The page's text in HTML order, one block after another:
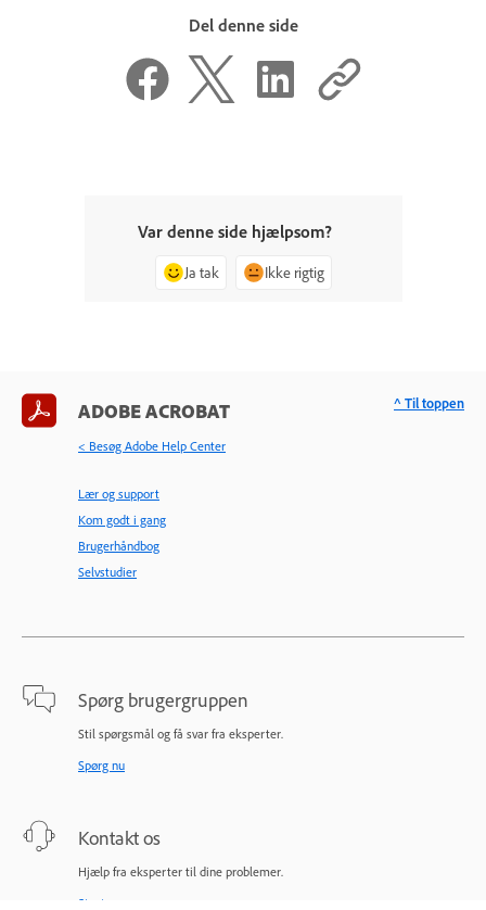
Del denne side
Var denne side hjælpsom?
Ja tak Ikke rigtig
ADOBE ACROBAT
< Besøg Adobe Help Center
Lær og support
Kom godt i gang
Brugerhåndbog
Selvstudier
Spørg brugergruppen
Stil spørgsmål og få svar fra eksperter.
Spørg nu
Kontakt os
Hjælp fra eksperter til dine problemer.
Start nu
^ Til toppen